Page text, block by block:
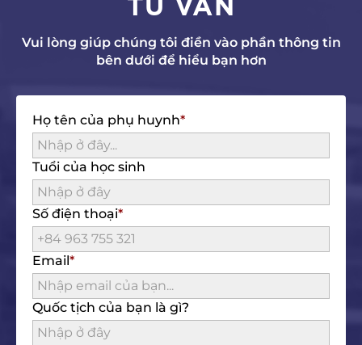
Vui lòng giúp chúng tôi điền vào phần thông tin
bên dưới để hiểu bạn hơn
Họ tên của phụ huynh
Tuổi của học sinh
Số điện thoại
Email
Quốc tịch của bạn là gì?